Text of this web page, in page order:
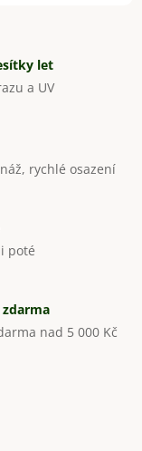
let
a UV
rychlé osazení
poté
nad 5 000 Kč